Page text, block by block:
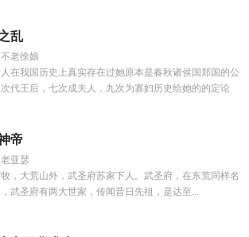
乱
老徐娘
在我国历史上真实存在过她原本是春秋诸侯国郑国的公
代王后，七次成夫人，九次为寡妇历史给她的的定论
帝
亚瑟
，大荒山外，武圣府苏家下人。武圣府，在东荒同样名
武圣府有两大世家，传闻昔日先祖，是达至...